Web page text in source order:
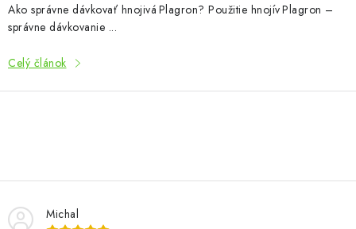
Ako správne dávkovať hnojivá Plagron? Použitie hnojív Plagron –
správne dávkovanie ...
Celý článok
v
l
Michal